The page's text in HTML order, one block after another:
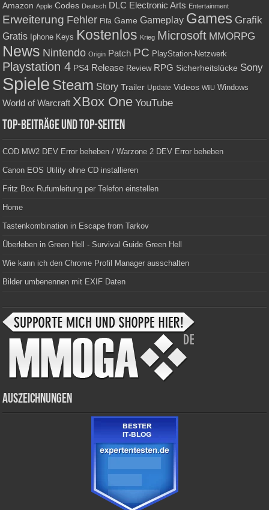
Amazon Apple Codes Deutsch DLC Electronic Arts Entertainment
Erweiterung Fehler Fifa Game Gameplay Games Grafik
Gratis Iphone Keys Kostenlos Krieg Microsoft MMORPG
News Nintendo Origin Patch PC PlayStation-Netzwerk
Playstation 4 PS4 Release Review RPG Sicherheitslücke Sony
Spiele Steam Story Trailer Update Videos WiiU Windows
World of Warcraft XBox One YouTube
Top-Beiträge und Top-Seiten
COD MW2 DEV Error beheben / Warzone 2 DEV Error beheben
Canon EOS Utility ohne CD installieren
Fritz Box Rufumleitung per Telefon einstellen
Home
Tastenkombination in Escape from Tarkov
Überleben in Green Hell - Survival Guide Green Hell
Wie kann ich den Chrome Profil Manager ausschalten
Bilder umbenennen mit EXIF Daten
Auszeichnungen